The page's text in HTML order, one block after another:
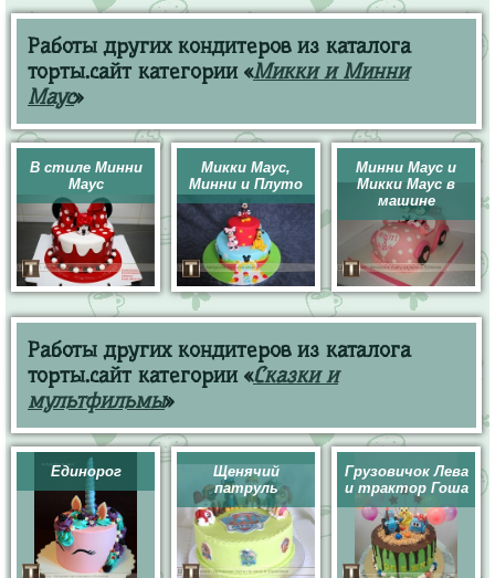
Работы других кондитеров из каталога
торты.сайт категории «Микки и Минни
Маус»
В стиле Минни
Маус
Микки Маус,
Минни и Плуто
Минни Маус и
Микки Маус в
машине
Работы других кондитеров из каталога
торты.сайт категории «Сказки и
мультфильмы»
Единорог
Щенячий
патруль
Грузовичок Лева
и трактор Гоша